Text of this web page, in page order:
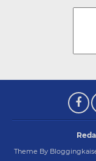
Theme By